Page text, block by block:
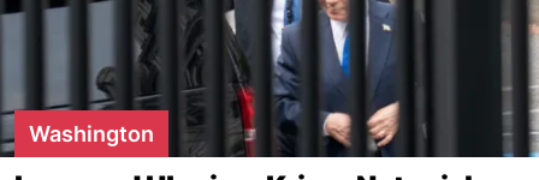
Washington